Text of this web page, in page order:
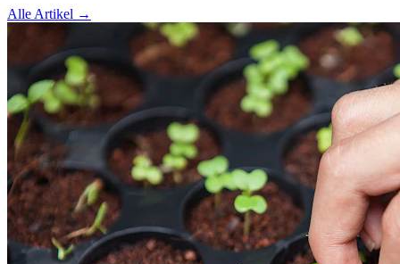
Alle Artikel →